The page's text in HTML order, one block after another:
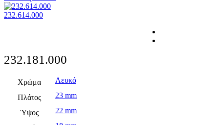
232.614.000
232.181.000
Χρώμα Λευκό
Πλάτος 23 mm
Ύψος 22 mm